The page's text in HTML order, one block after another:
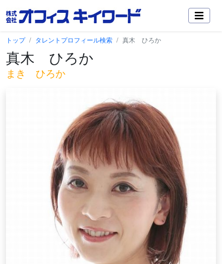
トップ タレントプロフィール検索 真木 ひろか
真木 ひろか
まき ひろか